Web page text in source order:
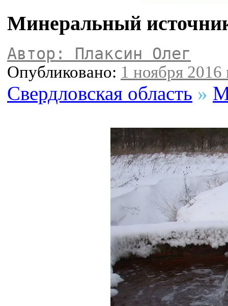
Минеральный
Автор: Плаксин Олег
Опубликовано: 1 ноября 2016
Свердловская область »